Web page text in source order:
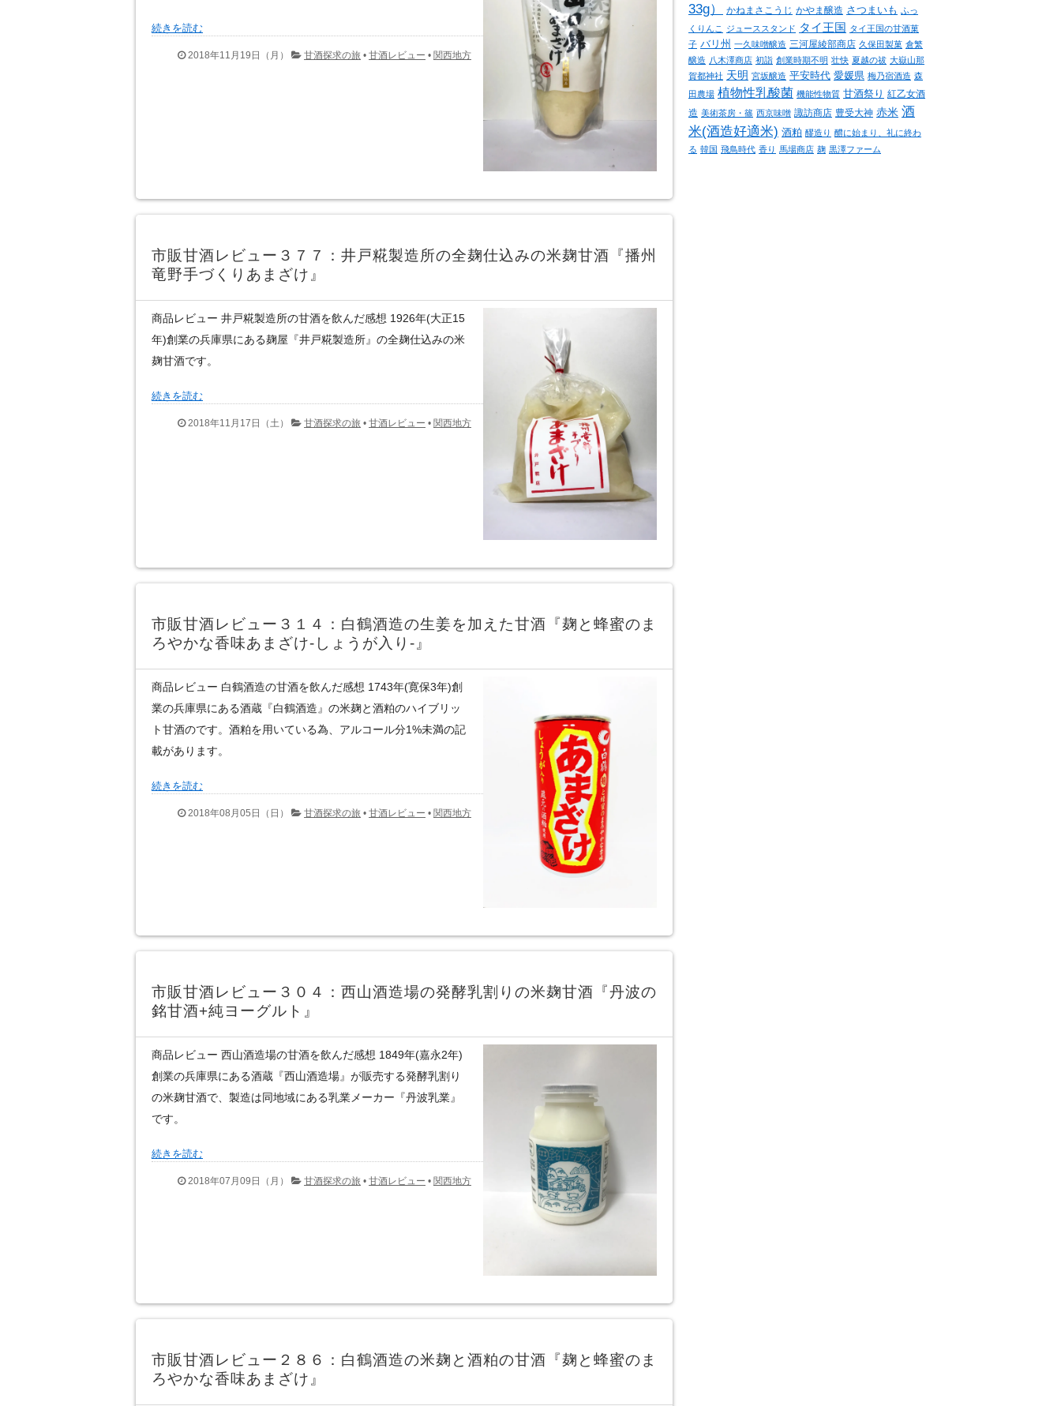
続きを読む
2018年11月19日（月） 甘酒探求の旅 • 甘酒レビュー • 関西地方
市販甘酒レビュー３７７：井戸糀製造所の全麹仕込みの米麹甘酒『播州
竜野手づくりあまざけ』
商品レビュー 井戸糀製造所の甘酒を飲んだ感想 1926年(大正15
年)創業の兵庫県にある麹屋『井戸糀製造所』の全麹仕込みの米
麹甘酒です。
続きを読む
2018年11月17日（土） 甘酒探求の旅 • 甘酒レビュー • 関西地方
市販甘酒レビュー３１４：白鶴酒造の生姜を加えた甘酒『麹と蜂蜜のま
ろやかな香味あまざけ-しょうが入り-』
商品レビュー 白鶴酒造の甘酒を飲んだ感想 1743年(寛保3年)創
業の兵庫県にある酒蔵『白鶴酒造』の米麹と酒粕のハイブリッ
ト甘酒のです。酒粕を用いている為、アルコール分1%未満の記
載があります。
続きを読む
2018年08月05日（日） 甘酒探求の旅 • 甘酒レビュー • 関西地方
市販甘酒レビュー３０４：西山酒造場の発酵乳割りの米麹甘酒『丹波の
銘甘酒+純ヨーグルト』
商品レビュー 西山酒造場の甘酒を飲んだ感想 1849年(嘉永2年)
創業の兵庫県にある酒蔵『西山酒造場』が販売する発酵乳割り
の米麹甘酒で、製造は同地域にある乳業メーカー『丹波乳業』
です。
続きを読む
2018年07月09日（月） 甘酒探求の旅 • 甘酒レビュー • 関西地方
市販甘酒レビュー２８６：白鶴酒造の米麹と酒粕の甘酒『麹と蜂蜜のま
ろやかな香味あまざけ』
33g）
かねまさこうじ かやま醸造 さつまいも ふっ
くりんこ
ジューススタンド タイ王国 タイ王国の甘酒菓
子 バリ州 一久味噌醸造 三河屋綾部商店 久保田製菓 倉繁
醸造 八木澤商店 初詣 創業時期不明 壮快 夏越の祓 大嶽山那
賀都神社 天明 宮坂醸造 平安時代 愛媛県 梅乃宿酒造 森
田農場 植物性乳酸菌 機能性物質 甘酒祭り 紅乙女酒
造 美術茶房・篠 西京味噌 諏訪商店 豊受大神 赤米 酒
米(酒造好適米) 酒粕 醪造り 醴に始まり、礼に終わ
る 韓国 飛鳥時代 香り 馬場商店 麹 黒澤ファーム